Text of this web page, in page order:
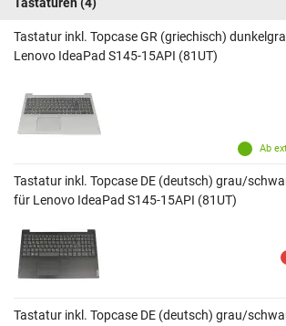
Tastaturen (4)
Tastatur inkl. Topcase GR (griechisch)
Lenovo IdeaPad S145-15API (81UT)
Ab
Tastatur inkl. Topcase DE (deutsch) grau/
für Lenovo IdeaPad S145-15API (81UT)
Tastatur inkl. Topcase DE (deutsch) grau/